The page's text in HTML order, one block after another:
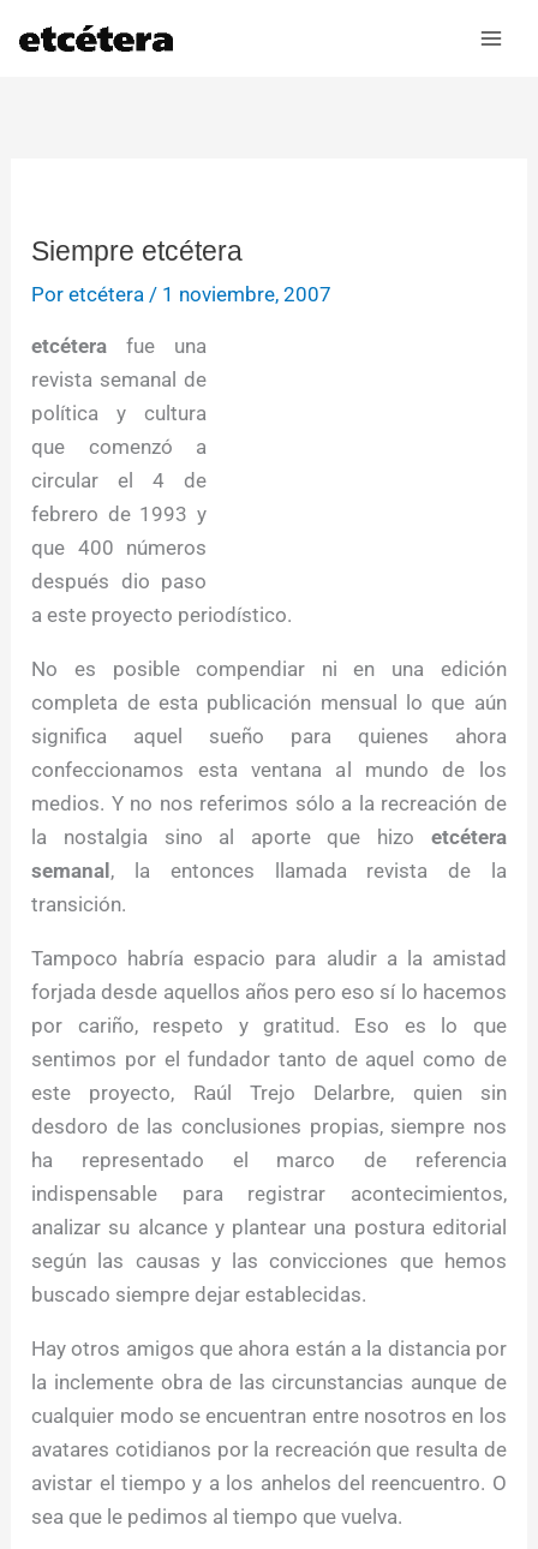
Siempre etcétera
Poretcétera / 1 noviembre, 2007
etcétera fue una
revista semanal de
política y cultura
que comenzó a
circular el 4 de
febrero de 1993 y
que 400 números
después dio paso
a este proyecto periodístico.
No es posible compendiar ni en una edición
completa de esta publicación mensual lo que aún
significa aquel sueño para quienes ahora
confeccionamos esta ventana al mundo de los
medios. Y no nos referimos sólo a la recreación de
la nostalgia sino al aporte que hizo etcétera
semanal, la entonces llamada revista de la
transición.
Tampoco habría espacio para aludir a la amistad
forjada desde aquellos años pero eso sí lo hacemos
por cariño, respeto y gratitud. Eso es lo que
sentimos por el fundador tanto de aquel como de
este proyecto, Raúl Trejo Delarbre, quien sin
desdoro de las conclusiones propias, siempre nos
ha representado el marco de referencia
indispensable para registrar acontecimientos,
analizar su alcance y plantear una postura editorial
según las causas y las convicciones que hemos
buscado siempre dejar establecidas.
Hay otros amigos que ahora están a la distancia por
la inclemente obra de las circunstancias aunque de
cualquier modo se encuentran entre nosotros en los
avatares cotidianos por la recreación que resulta de
avistar el tiempo y a los anhelos del reencuentro. O
sea que le pedimos al tiempo que vuelva.